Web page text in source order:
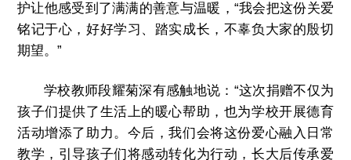
护让他感受到了满满的善意与温暖，“我会把这份关爱
铭记于心，好好学习、踏实成长，不辜负大家的殷切
期望。”
学校教师段耀菊深有感触地说：“这次捐赠不仅为
孩子们提供了生活上的暖心帮助，也为学校开展德育
活动增添了助力。今后，我们会将这份爱心融入日常
教学，引导孩子们将感动转化为行动，长大后传承爱